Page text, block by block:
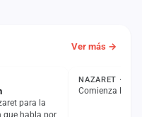
Ver más →
para la
que habla por
ESTADO
NAZARET · 9
Comienza la